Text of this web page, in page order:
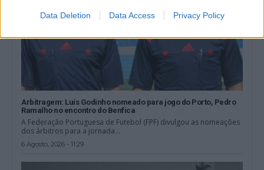
Data Deletion Data Access Privacy Policy
Arbitragem: Luís Godinho nomeado para jogo do Porto, Pedro
Ramalho no encontro do Benfica
A Federação Portuguesa de Futebol (FPF) divulgou as nomeações
dos árbitros para a jornada...
6 Agosto, 2026 - 11:29